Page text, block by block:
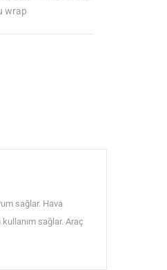
wrap
sağlar. Hava
kullanım sağlar. Araç